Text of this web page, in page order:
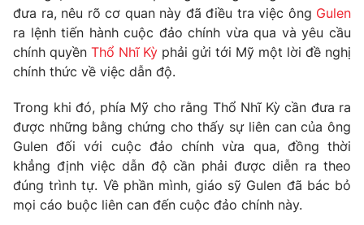
Thị trường
Góc doanh nghiệp
Truyền hình
Phim VTV
Hậu trường
Nhân vật
Khán giả
Giải sao mai
Giải trí
Điện ảnh
Âm nhạc
Sao
Đời sống
Du lịch
Làm đẹp
Giáo dục
Tuyển sinh
đưa ra, nêu rõ cơ quan này đã điều tra việc ông Gulen
ra lệnh tiến hành cuộc đảo chính vừa qua và yêu cầu
chính quyền Thổ Nhĩ Kỳ phải gửi tới Mỹ một lời đề nghị
chính thức về việc dẫn độ.
Trong khi đó, phía Mỹ cho rằng Thổ Nhĩ Kỳ cần đưa ra
được những bằng chứng cho thấy sự liên can của ông
Gulen đối với cuộc đảo chính vừa qua, đồng thời
khẳng định việc dẫn độ cần phải được diễn ra theo
đúng trình tự. Về phần mình, giáo sỹ Gulen đã bác bỏ
mọi cáo buộc liên can đến cuộc đảo chính này.